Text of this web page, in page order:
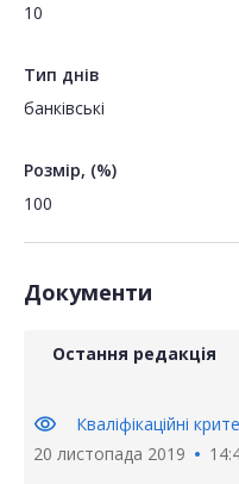
10
Тип днів
банківські
Розмір, (%)
100
Документи
Остання редакція
visibility
Кваліфікаційні
20 листопада 2019